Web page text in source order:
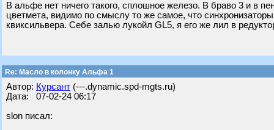
В альфе нет ничего такого, сплошное железо. В браво 3 и в
цветмета, видимо по смыслу то же самое, что
квиксильвера. Себе залью лукойл GL5, я его же лил в
Re: Масло в колонку Альфа 1
Автор: Курсант (---.dynamic.spd-mgts.ru)
Дата: 07-02-24 06:17
slon писал: